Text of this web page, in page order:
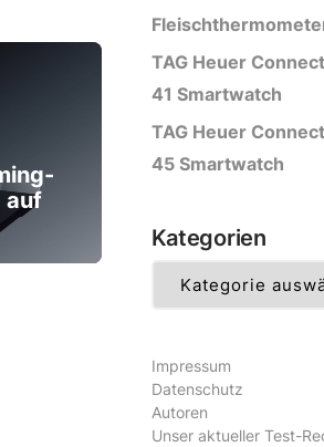
auf
TAG Heuer
41 Smartwatch
TAG Heuer
45 Smartwatch
Kategorien
Impressum
Datenschutz
Autoren
Unser aktueller Test-